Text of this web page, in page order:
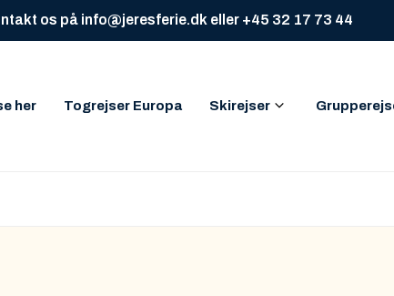
os på info@jeresferie.dk eller +45 32 17 73 44
her Togrejser Europa Skirejser